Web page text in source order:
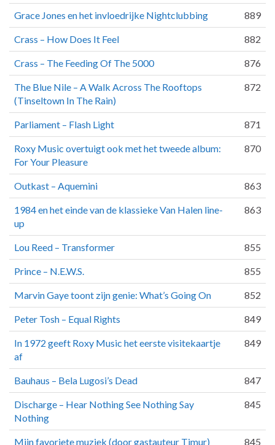
Grace Jones en het invloedrijke Nightclubbing 889
Crass – How Does It Feel 882
Crass – The Feeding Of The 5000 876
The Blue Nile – A Walk Across The Rooftops
(Tinseltown In The Rain)
872
Parliament – Flash Light 871
Roxy Music overtuigt ook met het tweede album:
For Your Pleasure
870
Outkast – Aquemini 863
1984 en het einde van de klassieke Van Halen line-
up
863
Lou Reed – Transformer 855
Prince – N.E.W.S. 855
Marvin Gaye toont zijn genie: What’s Going On 852
Peter Tosh – Equal Rights 849
In 1972 geeft Roxy Music het eerste visitekaartje
af
849
Bauhaus – Bela Lugosi’s Dead 847
Discharge – Hear Nothing See Nothing Say
Nothing
845
Mijn favoriete muziek (door gastauteur Timur) 845